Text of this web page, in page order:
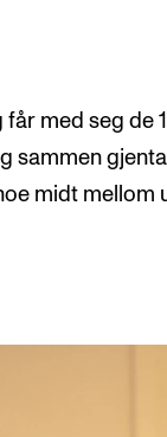
med seg de
sammen
midt mellom